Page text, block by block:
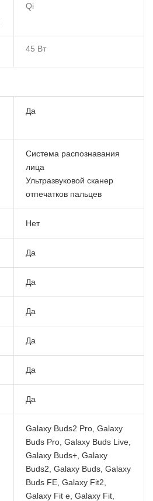
Qi
45 Вт
Да
Система распознавания
лица
Ультразвуковой сканер
отпечатков пальцев
Нет
Да
Да
Да
Да
Да
Да
Galaxy Buds2 Pro, Galaxy
Buds Pro, Galaxy Buds Live,
Galaxy Buds+, Galaxy
Buds2, Galaxy Buds, Galaxy
Buds FE, Galaxy Fit2,
Galaxy Fit e, Galaxy Fit,